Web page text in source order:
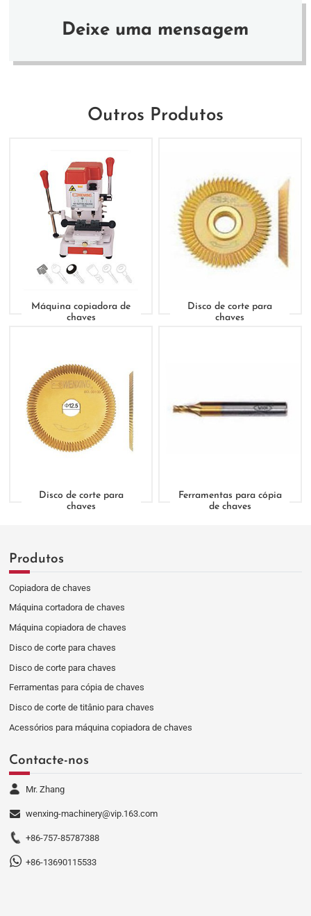
Deixe uma mensagem
Outros Produtos
Máquina copiadora de
chaves
Disco de corte para
chaves
Disco de corte para
chaves
Ferramentas para cópia
de chaves
Produtos
Copiadora de chaves
Máquina cortadora de chaves
Máquina copiadora de chaves
Disco de corte para chaves
Disco de corte para chaves
Ferramentas para cópia de chaves
Disco de corte de titânio para chaves
Acessórios para máquina copiadora de chaves
Contacte-nos
Mr. Zhang
wenxing-machinery@vip.163.com
+86-757-85787388
+86-13690115533